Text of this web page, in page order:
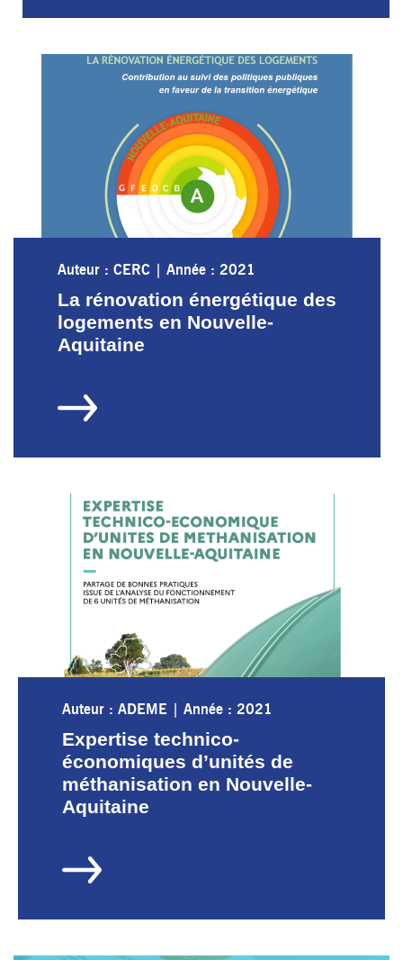
Auteur : CERC | Année : 2021
La rénovation énergétique des
logements en Nouvelle-
Aquitaine
Auteur : ADEME | Année : 2021
Expertise technico-
économiques d’unités de
méthanisation en Nouvelle-
Aquitaine